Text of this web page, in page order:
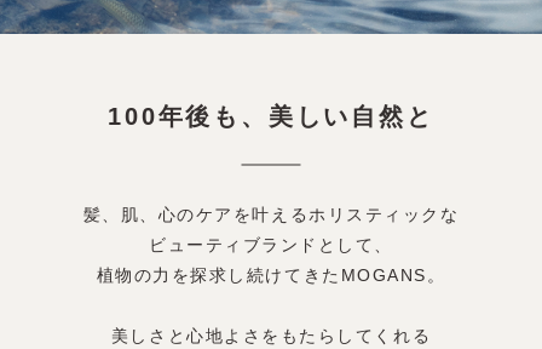
100年後も、美しい自然と
髪、肌、心のケアを叶えるホリスティックな
ビューティブランドとして、
植物の力を探求し続けてきたMOGANS。
美しさと心地よさをもたらしてくれる